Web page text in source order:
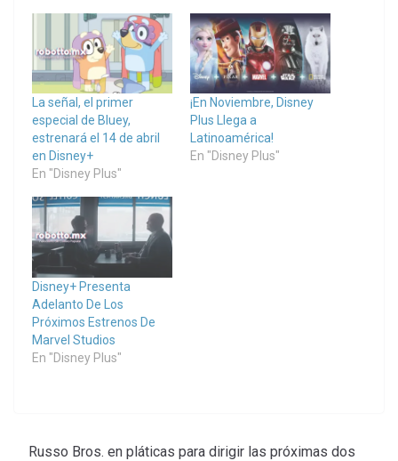
La señal, el primer
especial de Bluey,
estrenará el 14 de abril
en Disney+
En "Disney Plus"
¡En Noviembre, Disney
Plus Llega a
Latinoamérica!
En "Disney Plus"
Disney+ Presenta
Adelanto De Los
Próximos Estrenos De
Marvel Studios
En "Disney Plus"
Russo Bros. en pláticas para dirigir las próximas dos